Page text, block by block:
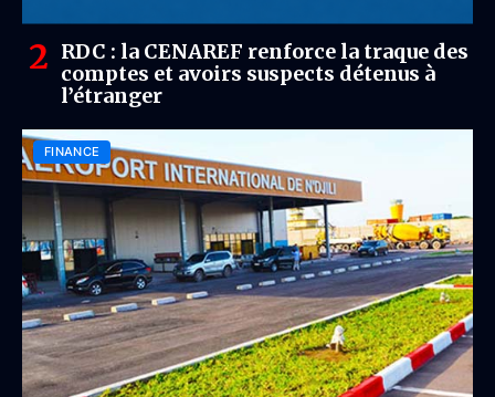
RDC : la CENAREF renforce la traque des
comptes et avoirs suspects détenus à
l’étranger
FINANCE